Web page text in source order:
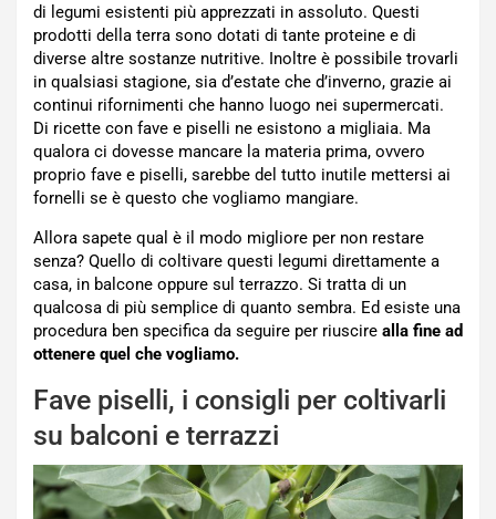
di legumi esistenti più apprezzati in assoluto. Questi
prodotti della terra sono dotati di tante proteine e di
diverse altre sostanze nutritive. Inoltre è possibile trovarli
in qualsiasi stagione, sia d’estate che d’inverno, grazie ai
continui rifornimenti che hanno luogo nei supermercati.
Di ricette con fave e piselli ne esistono a migliaia. Ma
qualora ci dovesse mancare la materia prima, ovvero
proprio fave e piselli, sarebbe del tutto inutile mettersi ai
fornelli se è questo che vogliamo mangiare.
Allora sapete qual è il modo migliore per non restare
senza? Quello di coltivare questi legumi direttamente a
casa, in balcone oppure sul terrazzo. Si tratta di un
qualcosa di più semplice di quanto sembra. Ed esiste una
procedura ben specifica da seguire per riuscire alla fine ad
ottenere quel che vogliamo.
Fave piselli, i consigli per coltivarli
su balconi e terrazzi